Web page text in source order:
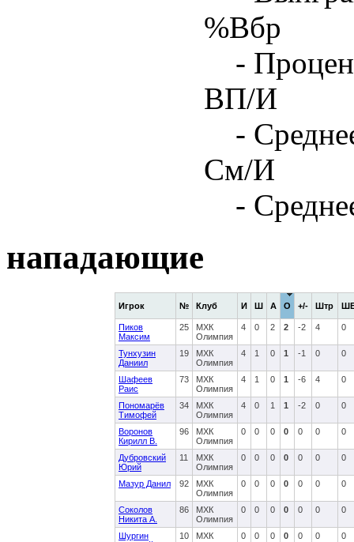
%Вбр
-
ВП/И
-
См/И
-
нападающие
Игрок № Клуб И Ш А О +/- Штр
Пиков
Максим
25
МХК
Олимпия
4 0 2 2 -2 4 0
Тунхузин
Даниил
19
МХК
Олимпия
4 1 0 1 -1 0 0
Шафеев
Раис
73
МХК
Олимпия
4 1 0 1 -6 4 0
Пономарёв
Тимофей
34
МХК
Олимпия
4 0 1 1 -2 0 0
Воронов
Кирилл В.
96
МХК
Олимпия
0 0 0 0 0 0 0
Дубровский
Юрий
11
МХК
Олимпия
0 0 0 0 0 0 0
Мазур Данил 92
МХК
Олимпия
0 0 0 0 0 0 0
Соколов
Никита А.
86
МХК
Олимпия
0 0 0 0 0 0 0
Шургин
10
МХК
0 0 0 0 0 0 0